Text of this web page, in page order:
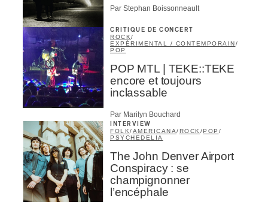
Par Stephan Boissonneault
CRITIQUE DE CONCERT
ROCK/
EXPÉRIMENTAL / CONTEMPORAIN/
POP
POP MTL | TEKE::TEKE
encore et toujours
inclassable
Par Marilyn Bouchard
INTERVIEW
FOLK/AMERICANA/ROCK /POP /
PSYCHEDELIA
The John Denver Airport
Conspiracy : se
champignonner
l’encéphale